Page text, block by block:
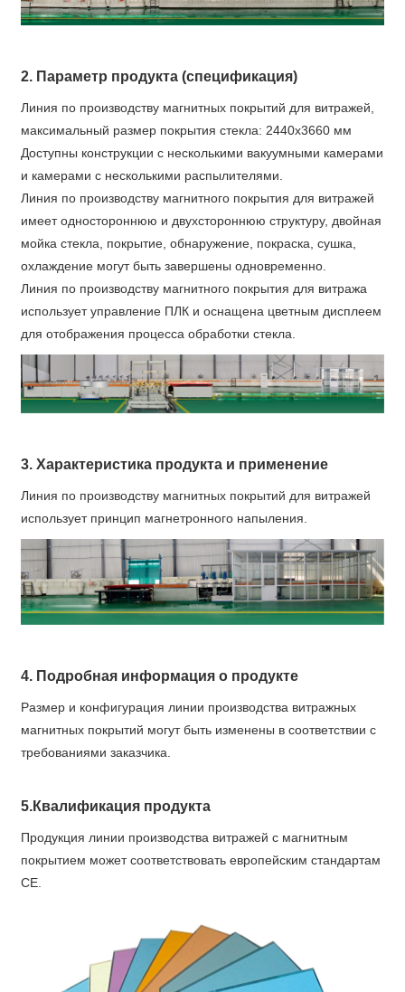
2. Параметр продукта (спецификация)
Линия по производству магнитных покрытий для витражей,
максимальный размер покрытия стекла: 2440x3660 мм
Доступны конструкции с несколькими вакуумными камерами
и камерами с несколькими распылителями.
Линия по производству магнитного покрытия для витражей
имеет одностороннюю и двухстороннюю структуру, двойная
мойка стекла, покрытие, обнаружение, покраска, сушка,
охлаждение могут быть завершены одновременно.
Линия по производству магнитного покрытия для витража
использует управление ПЛК и оснащена цветным дисплеем
для отображения процесса обработки стекла.
3. Характеристика продукта и применение
Линия по производству магнитных покрытий для витражей
использует принцип магнетронного напыления.
4. Подробная информация о продукте
Размер и конфигурация линии производства витражных
магнитных покрытий могут быть изменены в соответствии с
требованиями заказчика.
5.Квалификация продукта
Продукция линии производства витражей с магнитным
покрытием может соответствовать европейским стандартам
CE.